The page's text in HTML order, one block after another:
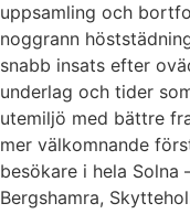
uppsamling och
noggrann
snabb insats efter
underlag och tider
utemiljö med bättre
mer välkomnande
besökare i hela Solna
Bergshamra,